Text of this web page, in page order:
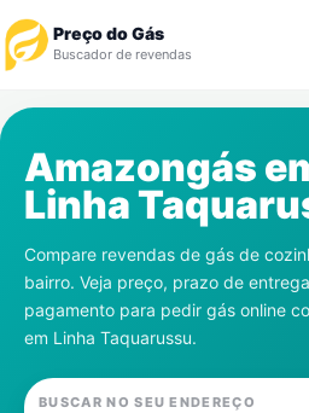
Preço do Gás
Buscador de revendas
Revendedor
Notícias
Cadastre-se
Gás
Amazongás
Linha
Compare revendas de gás de
bairro. Veja preço, prazo de
pagamento para pedir gás online
em Linha Taquarussu.
BUSCAR NO SEU ENDEREÇO